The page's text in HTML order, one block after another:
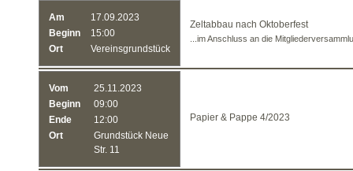
Am
17.09.2023
Beginn
15:00
Ort
Vereinsgrundstück
Zeltabbau nach Oktoberfest
...im Anschluss an die
Vom
25.11.2023
Beginn
09:00
Ende
12:00
Ort
Grundstück Neue
Str. 11
Papier & Pappe 4/2023